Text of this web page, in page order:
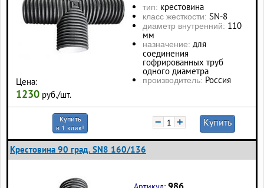
Цена:
1230 руб./шт.
тип: крестовина
класс жесткости: SN-8
диаметр внутренний: 110
мм
назначение: для
соединения
гофрированных труб
одного диаметра
производитель: Россия
Купить
в 1 клик!
− + Купить
Крестовина 90 град. SN8 160/136